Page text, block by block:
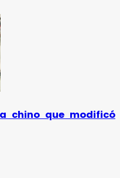
chino que modificó